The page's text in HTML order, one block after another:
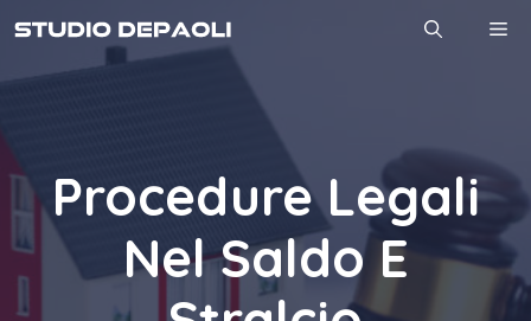
al
contenuto
Procedure Legali
Nel Saldo E